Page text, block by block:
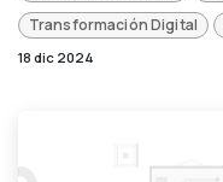
Transformación Digital
18 dic 2024